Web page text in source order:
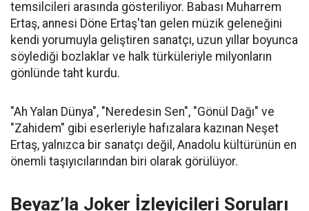
temsilcileri arasında gösteriliyor. Babası Muharrem
Ertaş, annesi Döne Ertaş'tan gelen müzik geleneğini
kendi yorumuyla geliştiren sanatçı, uzun yıllar boyunca
söylediği bozlaklar ve halk türküleriyle milyonların
gönlünde taht kurdu.
"Ah Yalan Dünya", "Neredesin Sen", "Gönül Dağı" ve
"Zahidem" gibi eserleriyle hafızalara kazınan Neşet
Ertaş, yalnızca bir sanatçı değil, Anadolu kültürünün en
önemli taşıyıcılarından biri olarak görülüyor.
Beyaz’la Joker İzleyicileri Soruları